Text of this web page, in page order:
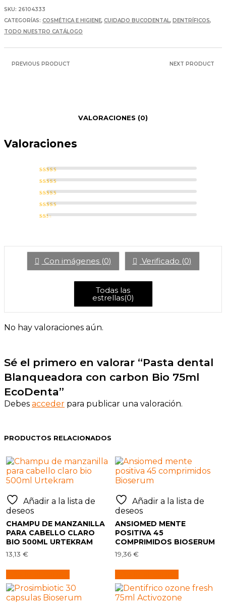
SKU: 26104333
CATEGORÍAS: COSMÉTICA E HIGIENE, CUIDADO BUCODENTAL, DENTRÍFICOS,
TODO NUESTRO CATÁLOGO
PREVIOUS PRODUCT NEXT PRODUCT
VALORACIONES (0)
Valoraciones
de 5
con3de 5
con2
Con imágenes (0) Verificado (0)
Todas las
estrellas(0)
No hay valoraciones aún.
Sé el primero en valorar “Pasta dental
Blanqueadora con carbon Bio 75ml
EcoDenta”
Debes acceder para publicar una valoración.
PRODUCTOS RELACIONADOS
Añadir a la lista de
deseos
CHAMPU DE MANZANILLA
PARA CABELLO CLARO
BIO 500ML URTEKRAM
13,13€
Añadir a la lista de
deseos
ANSIOMED MENTE
POSITIVA 45
COMPRIMIDOS BIOSERUM
19,36€